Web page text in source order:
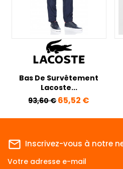
Bas De Survêtement
Lacoste...
Prix de base
93,60 €Prix
65,52 €
mail_outline Inscrivez-vous à notre